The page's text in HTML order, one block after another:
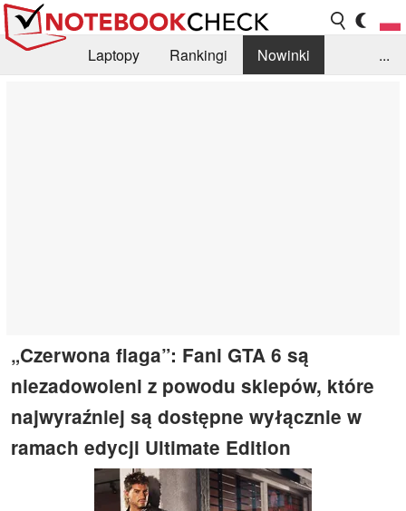
Laptopy Rankingi
Nowinki
...
„Czerwona flaga”: Fani GTA 6 są
niezadowoleni z powodu sklepów, które
najwyraźniej są dostępne wyłącznie w
ramach edycji Ultimate Edition